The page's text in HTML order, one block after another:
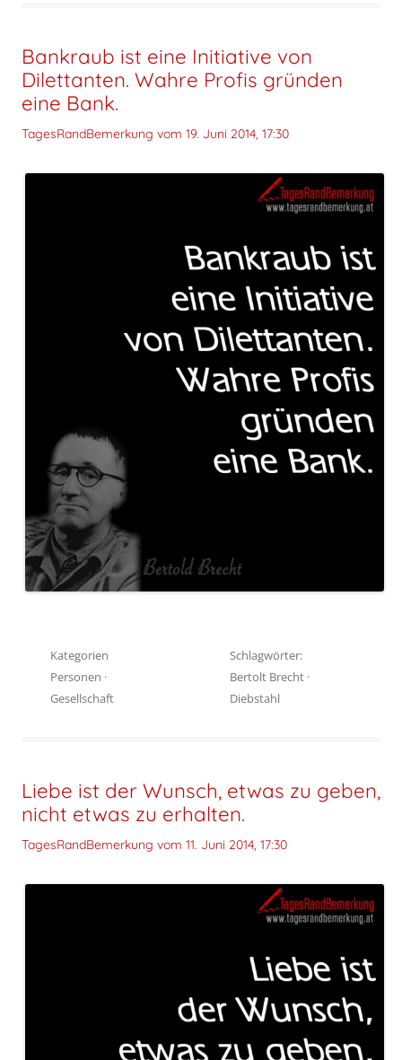
Bankraub ist eine Initiative von
Dilettanten. Wahre Profis gründen
eine Bank.
TagesRandBemerkung vom 19. Juni 2014, 17:30
Kategorien
Personen ·
Gesellschaft
Schlagwörter:
Bertolt Brecht ·
Diebstahl
Liebe ist der Wunsch, etwas zu geben,
nicht etwas zu erhalten.
TagesRandBemerkung vom 11. Juni 2014, 17:30